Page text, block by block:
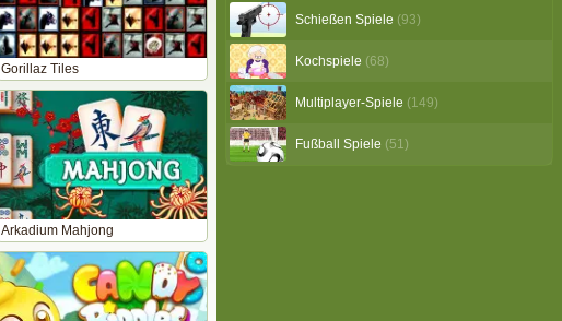
Gorillaz Tiles
Arkadium Mahjong
Schießen Spiele (93)
Kochspiele (68)
Multiplayer-Spiele (149)
Fußball Spiele (51)